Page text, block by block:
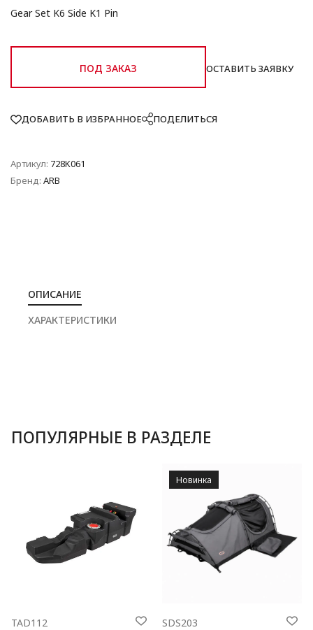
Gear Set K6 Side K1 Pin
ПОД ЗАКАЗ ОСТАВИТЬ ЗАЯВКУ
ДОБАВИТЬ В ИЗБРАННОЕ ПОДЕЛИТЬСЯ
Артикул: 728K061
Бренд: ARB
ОПИСАНИЕ
ХАРАКТЕРИСТИКИ
ПОПУЛЯРНЫЕ В РАЗДЕЛЕ
TAD112 SDS203
Новинка